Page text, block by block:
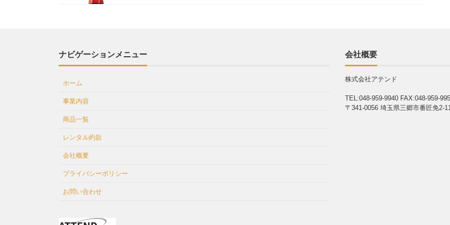
ナビゲーションメニュー
ホーム
事業内容
商品一覧
レンタル約款
会社概要
プライバシーポリシー
お問い合わせ
会社概要
株式会社アテンド
TEL:048-959-9940 FAX:048-959-
〒341-0056 埼玉県三郷市番匠免2-